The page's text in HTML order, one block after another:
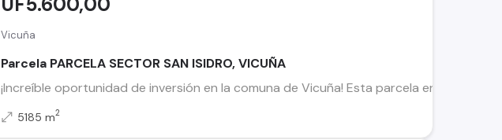
Vicuña
Parcela PARCELA SECTOR SAN ISIDRO, VICUÑA
¡Increíble oportunidad de inversión en la comuna de Vicuña! Esta parcela en venta,
5185 m2